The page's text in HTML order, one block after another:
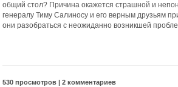
общий стол? Причина окажется страшной и
генералу Тиму Салиносу и его верным друзьям
они разобраться с неожиданно возникшей
530 просмотров | 2 комментариев